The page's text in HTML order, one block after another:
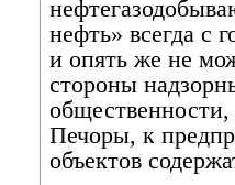
нефть» всегда с
и опять же не
стороны
Печоры, к
объектов